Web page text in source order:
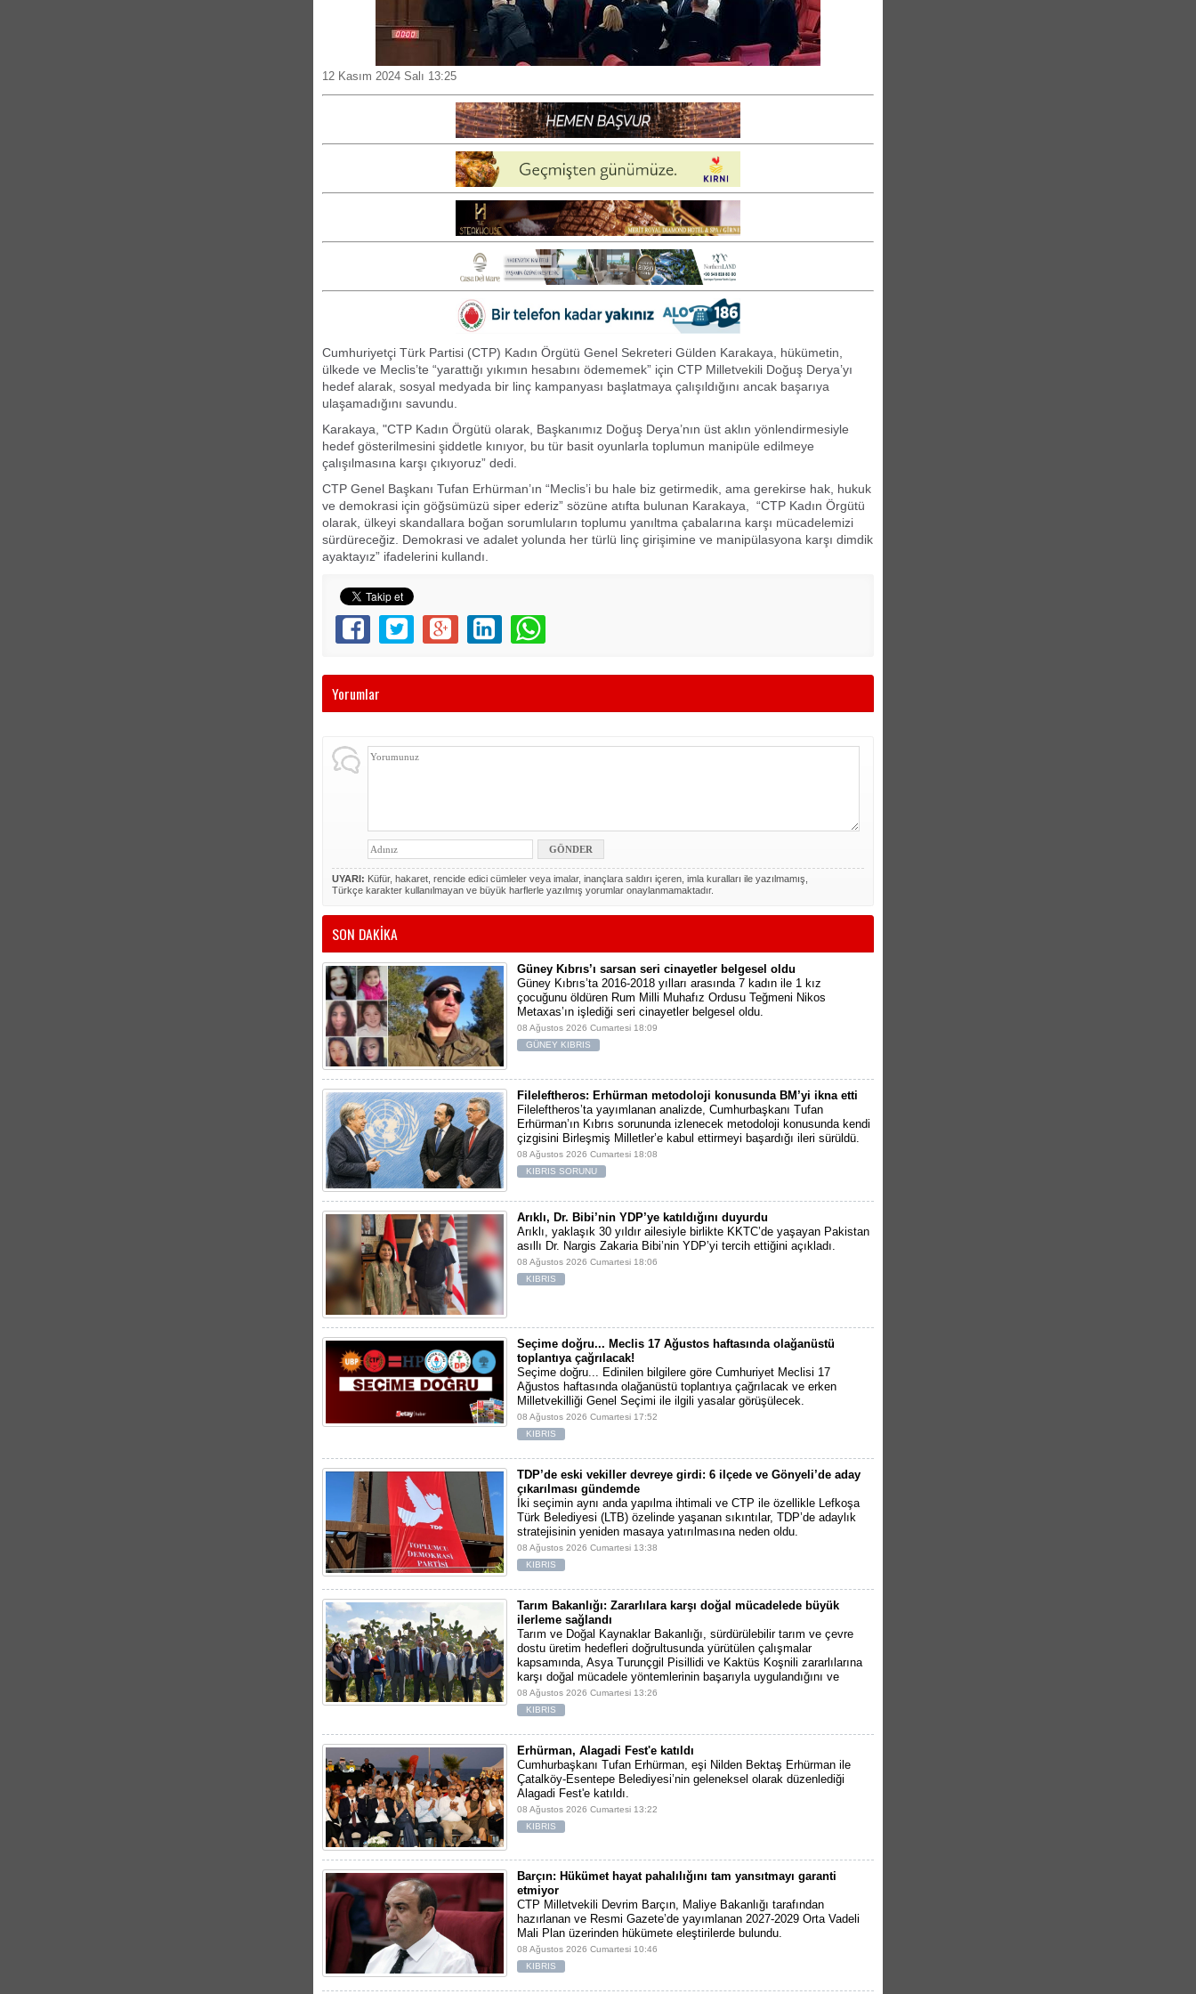
12 Kasım 2024 Salı 13:25
Cumhuriyetçi Türk Partisi (CTP) Kadın Örgütü Genel Sekreteri Gülden Karakaya, hükümetin,
ülkede ve Meclis’te “yarattığı yıkımın hesabını ödememek” için CTP Milletvekili Doğuş Derya’yı
hedef alarak, sosyal medyada bir linç kampanyası başlatmaya çalışıldığını ancak başarıya
ulaşamadığını savundu.
Karakaya, "CTP Kadın Örgütü olarak, Başkanımız Doğuş Derya’nın üst aklın yönlendirmesiyle
hedef gösterilmesini şiddetle kınıyor, bu tür basit oyunlarla toplumun manipüle edilmeye
çalışılmasına karşı çıkıyoruz” dedi.
CTP Genel Başkanı Tufan Erhürman’ın “Meclis’i bu hale biz getirmedik, ama gerekirse hak, hukuk
ve demokrasi için göğsümüzü siper ederiz” sözüne atıfta bulunan Karakaya, “CTP Kadın Örgütü
olarak, ülkeyi skandallara boğan sorumluların toplumu yanıltma çabalarına karşı mücadelemizi
sürdüreceğiz. Demokrasi ve adalet yolunda her türlü linç girişimine ve manipülasyona karşı dimdik
ayaktayız” ifadelerini kullandı.
Yorumlar
UYARI: Küfür, hakaret, rencide edici cümleler veya imalar, inançlara saldırı içeren, imla kuralları ile yazılmamış,
Türkçe karakter kullanılmayan ve büyük harflerle yazılmış yorumlar onaylanmamaktadır.
SON DAKİKA
Güney Kıbrıs’ı sarsan seri cinayetler belgesel oldu
Güney Kıbrıs’ta 2016-2018 yılları arasında 7 kadın ile 1 kız
çocuğunu öldüren Rum Milli Muhafız Ordusu Teğmeni Nikos
Metaxas’ın işlediği seri cinayetler belgesel oldu.
08 Ağustos 2026 Cumartesi 18:09
GÜNEY KIBRIS
Fileleftheros: Erhürman metodoloji konusunda BM’yi ikna etti
Fileleftheros’ta yayımlanan analizde, Cumhurbaşkanı Tufan
Erhürman’ın Kıbrıs sorununda izlenecek metodoloji konusunda kendi
çizgisini Birleşmiş Milletler’e kabul ettirmeyi başardığı ileri sürüldü.
08 Ağustos 2026 Cumartesi 18:08
KIBRIS SORUNU
Arıklı, Dr. Bibi’nin YDP’ye katıldığını duyurdu
Arıklı, yaklaşık 30 yıldır ailesiyle birlikte KKTC’de yaşayan Pakistan
asıllı Dr. Nargis Zakaria Bibi’nin YDP’yi tercih ettiğini açıkladı.
08 Ağustos 2026 Cumartesi 18:06
KIBRIS
Seçime doğru... Meclis 17 Ağustos haftasında olağanüstü
toplantıya çağrılacak!
Seçime doğru... Edinilen bilgilere göre Cumhuriyet Meclisi 17
Ağustos haftasında olağanüstü toplantıya çağrılacak ve erken
Milletvekilliği Genel Seçimi ile ilgili yasalar görüşülecek.
08 Ağustos 2026 Cumartesi 17:52
KIBRIS
TDP’de eski vekiller devreye girdi: 6 ilçede ve Gönyeli’de aday
çıkarılması gündemde
İki seçimin aynı anda yapılma ihtimali ve CTP ile özellikle Lefkoşa
Türk Belediyesi (LTB) özelinde yaşanan sıkıntılar, TDP’de adaylık
stratejisinin yeniden masaya yatırılmasına neden oldu.
08 Ağustos 2026 Cumartesi 13:38
KIBRIS
Tarım Bakanlığı: Zararlılara karşı doğal mücadelede büyük
ilerleme sağlandı
Tarım ve Doğal Kaynaklar Bakanlığı, sürdürülebilir tarım ve çevre
dostu üretim hedefleri doğrultusunda yürütülen çalışmalar
kapsamında, Asya Turunçgil Pisillidi ve Kaktüs Koşnili zararlılarına
karşı doğal mücadele yöntemlerinin başarıyla uygulandığını ve
08 Ağustos 2026 Cumartesi 13:26
KIBRIS
Erhürman, Alagadi Fest'e katıldı
Cumhurbaşkanı Tufan Erhürman, eşi Nilden Bektaş Erhürman ile
Çatalköy-Esentepe Belediyesi’nin geleneksel olarak düzenlediği
Alagadi Fest'e katıldı.
08 Ağustos 2026 Cumartesi 13:22
KIBRIS
Barçın: Hükümet hayat pahalılığını tam yansıtmayı garanti
etmiyor
CTP Milletvekili Devrim Barçın, Maliye Bakanlığı tarafından
hazırlanan ve Resmi Gazete’de yayımlanan 2027-2029 Orta Vadeli
Mali Plan üzerinden hükümete eleştirilerde bulundu.
08 Ağustos 2026 Cumartesi 10:46
KIBRIS